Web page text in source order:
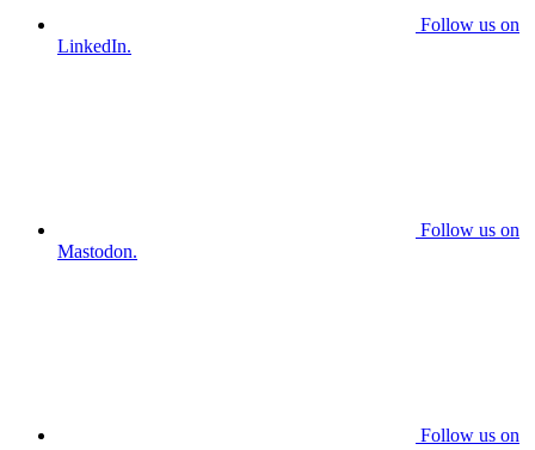
Follow us on
LinkedIn.
Follow us on
Mastodon.
Follow us on